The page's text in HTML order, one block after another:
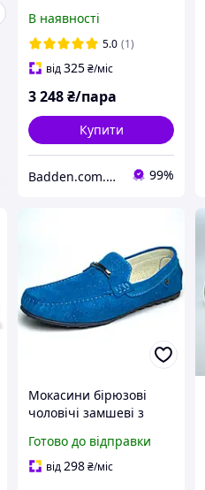
розміри Rosso
Avangard ETHEREAL
Cross Blue NUB
В наявності
5.0 (1)
від325₴/міс
3 248₴/пара
Купити
Badden.com.ua інтернет магазин чоловічого та жіночого взуття великих розмірів 99%
Мокасини бірюзові
чоловічі замшеві з
взуття Rosso Avangard
ETHEREAL Cross Tru
Готово до відправки
від298₴/міс